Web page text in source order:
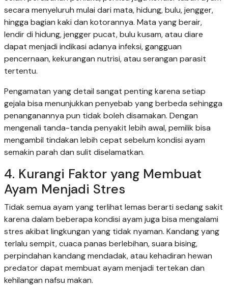
secara menyeluruh mulai dari mata, hidung, bulu, jengger,
hingga bagian kaki dan kotorannya. Mata yang berair,
lendir di hidung, jengger pucat, bulu kusam, atau diare
dapat menjadi indikasi adanya infeksi, gangguan
pencernaan, kekurangan nutrisi, atau serangan parasit
tertentu.
Pengamatan yang detail sangat penting karena setiap
gejala bisa menunjukkan penyebab yang berbeda sehingga
penanganannya pun tidak boleh disamakan. Dengan
mengenali tanda-tanda penyakit lebih awal, pemilik bisa
mengambil tindakan lebih cepat sebelum kondisi ayam
semakin parah dan sulit diselamatkan.
4. Kurangi Faktor yang Membuat
Ayam Menjadi Stres
Tidak semua ayam yang terlihat lemas berarti sedang sakit
karena dalam beberapa kondisi ayam juga bisa mengalami
stres akibat lingkungan yang tidak nyaman. Kandang yang
terlalu sempit, cuaca panas berlebihan, suara bising,
perpindahan kandang mendadak, atau kehadiran hewan
predator dapat membuat ayam menjadi tertekan dan
kehilangan nafsu makan.